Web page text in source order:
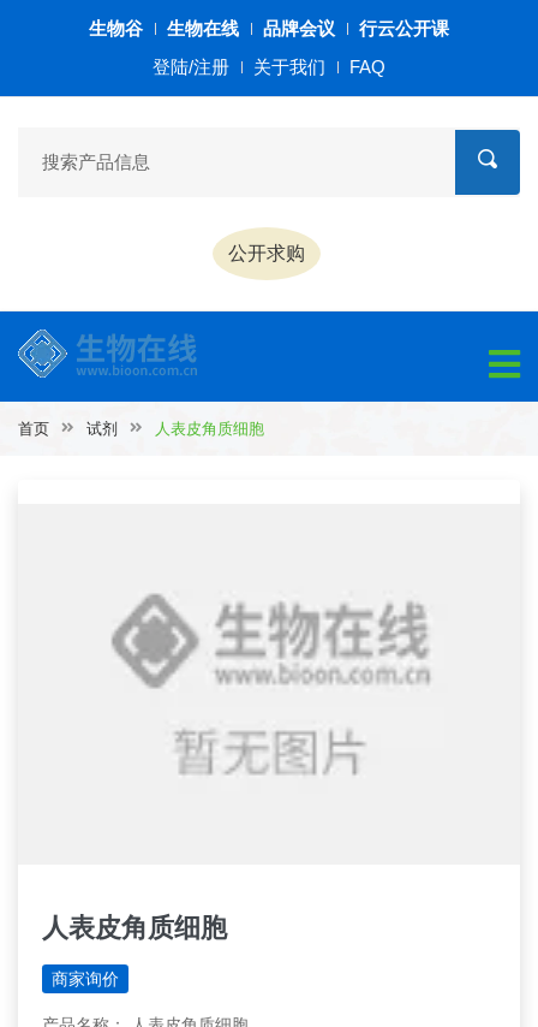
生物谷 生物在线 品牌会议
行云公开课
登陆/注册
关于我们 FAQ
公开求购
首页 试剂 人表皮角质细胞
人表皮角质细胞
商家询价